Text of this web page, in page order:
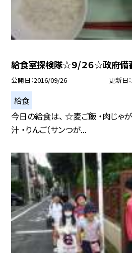
給食室探検隊☆９/２６☆政府備
公開日 2016/09/26 更新日
給食
今日の給食は、 ☆麦ご飯 ・肉じゃ
汁 ・りんご（サンつが...